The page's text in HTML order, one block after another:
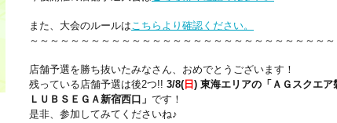
また、大会のルールはこちらより確認ください。
～～～～～～～～～～～～～～～～～～～～～～～～～～～～～
店舗予選を勝ち抜いたみなさん、おめでとうございます！
残っている店舗予選は後2つ!! 3/8( 日 ) 東海エリアの「ＡＧスクエア
ＬＵＢＳＥＧＡ新宿西口」 です！
是非、参加してみてくださいね♪